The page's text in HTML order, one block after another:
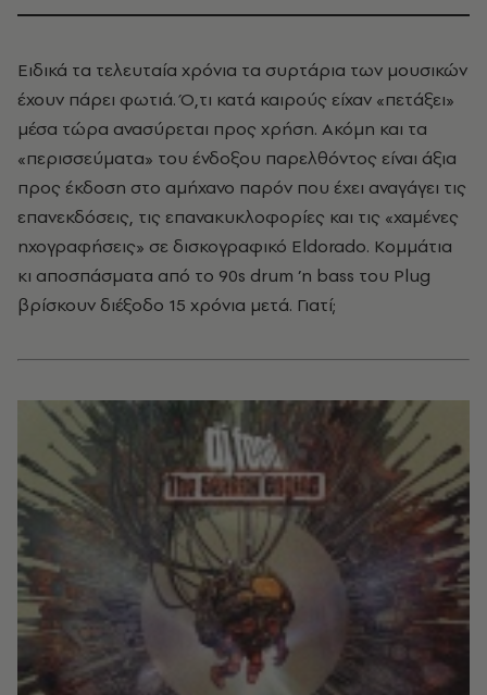
Ειδικά τα τελευταία χρόνια τα συρτάρια των μουσικών
έχουν πάρει φωτιά. Ό,τι κατά καιρούς είχαν «πετάξει»
μέσα τώρα ανασύρεται προς χρήση. Ακόμη και τα
«περισσεύματα» του ένδοξου παρελθόντος είναι άξια
προς έκδοση στο αμήχανο παρόν που έχει αναγάγει τις
επανεκδόσεις, τις επανακυκλοφορίες και τις «χαμένες
ηχογραφήσεις» σε δισκογραφικό Eldorado. Κομμάτια
κι αποσπάσματα από το 90s drum ’n bass του Plug
βρίσκουν διέξοδο 15 χρόνια μετά. Γιατί;